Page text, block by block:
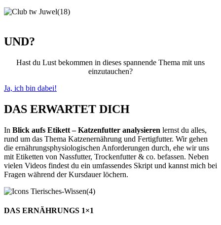
UND?
Hast du Lust bekommen in dieses spannende Thema mit uns
einzutauchen?
Ja, ich bin dabei!
DAS ERWARTET DICH
In Blick aufs Etikett – Katzenfutter analysieren lernst du alles,
rund um das Thema Katzenernährung und Fertigfutter. Wir gehen
die ernährungsphysiologischen Anforderungen durch, ehe wir uns
mit Etiketten von Nassfutter, Trockenfutter & co. befassen. Neben
vielen Videos findest du ein umfassendes Skript und kannst mich bei
Fragen während der Kursdauer löchern.
DAS ERNÄHRUNGS 1×1